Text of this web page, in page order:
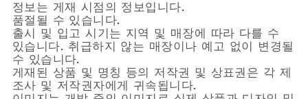
정보는 게재 시점의 정보입니다.
품절될 수 있습니다.
출시 및 입고 시기는 지역 및 매장에 따라 다를 수
있습니다. 취급하지 않는 매장이나 예고 없이 변경될
수 있습니다.
게재된 상품 및 명칭 등의 저작권 및 상표권은 각 제
조사 및 저작권자에게 귀속됩니다.